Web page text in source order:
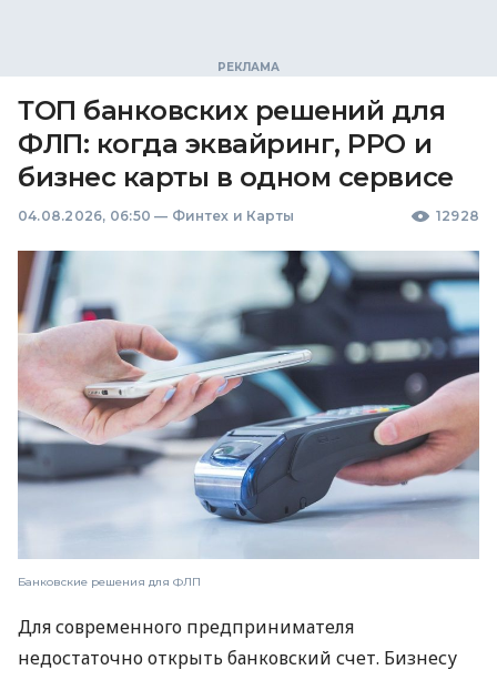
ТОП банковских решений для
ФЛП: когда эквайринг, РРО и
бизнес карты в одном сервисе
04.08.2026, 06:50 — Финтех и Карты 12928
Банковские решения для ФЛП
Для современного предпринимателя
недостаточно открыть банковский счет. Бизнесу